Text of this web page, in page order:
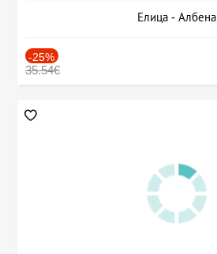
Елица - Албена
-25%
35.54€